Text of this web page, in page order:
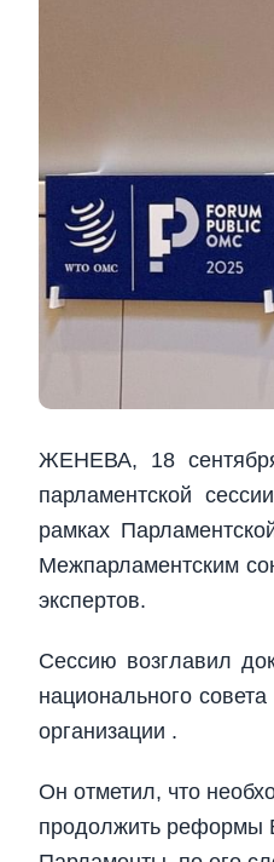
ЖЕНЕВА, 18
парламентской
рамках
Межпарламентским
экспертов.
Сессию возглавил
национального
организации .
Он отметил, что
продолжить реформы